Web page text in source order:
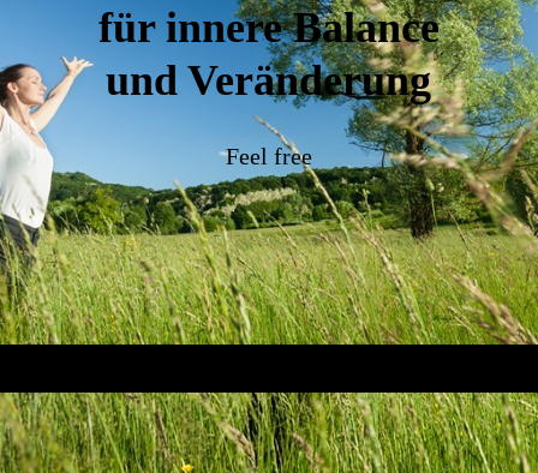
für innere Balance
und Veränderung
Feel free